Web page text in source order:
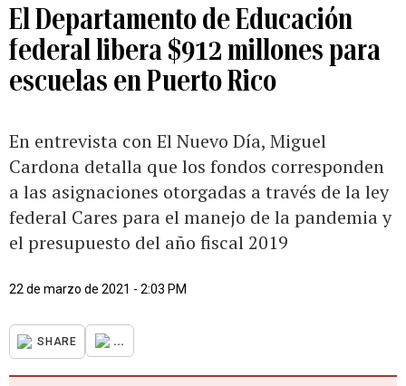
El Departamento de Educación
federal libera $912 millones para
escuelas en Puerto Rico
En entrevista con El Nuevo Día, Miguel
Cardona detalla que los fondos corresponden
a las asignaciones otorgadas a través de la ley
federal Cares para el manejo de la pandemia y
el presupuesto del año fiscal 2019
22 de marzo de 2021 - 2:03 PM
SHARE ...